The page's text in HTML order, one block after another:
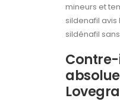
mineurs et
sildenafil
sildénafil
Lovegra